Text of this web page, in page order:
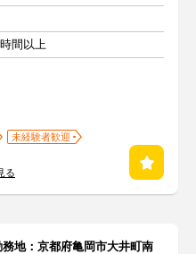
間以上
未経験者歓迎
る
地：京都府亀岡市大井町南